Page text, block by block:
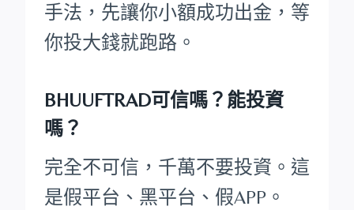
手法，先讓你小額成功出金，等
你投大錢就跑路。
BHUUFTRAD可信嗎？能投資
嗎？
完全不可信，千萬不要投資。這
是假平台、黑平台、假APP。